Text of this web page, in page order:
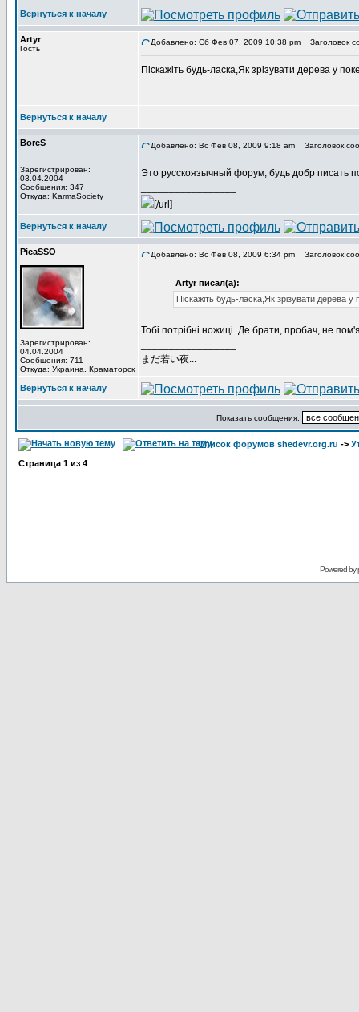
Вернуться к началу
Artyr
Гость
Добавлено: Сб Фев 07, 2009 10:38 pm Заголовок
Піскажіть будь-ласка,Як зрізувати дерева у
Вернуться к началу
BoreS
Зарегистрирован:
03.04.2004
Сообщения: 347
Откуда: KarmaSociety
Добавлено: Вс Фев 08, 2009 9:18 am Заголовок
Это русскоязычный форум, будь добр писать
[/url]
Вернуться к началу
PicaSSO
Зарегистрирован:
04.04.2004
Сообщения: 711
Откуда: Украина. Краматорск
Добавлено: Вс Фев 08, 2009 6:34 pm Заголовок
Artyr писал(а):
Піскажіть будь-ласка,Як зрізувати дерева
Тобi потрiбнi ножицi. Де брати, пробач, не
まだ若い夜...
Вернуться к началу
Показать сообщения:
Список форумов shedevr.org.ru ->
Страница 1 из 4
Powered by